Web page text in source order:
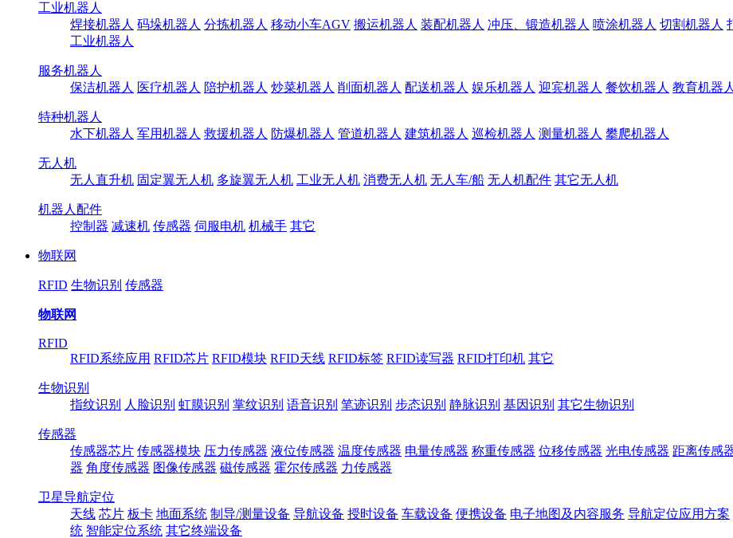
工业机器人
焊接机器人 码垛机器人 分拣机器人 移动小车AGV 搬运机器人 装配机器人 冲压、锻造机器人 喷涂机器人 切割机器人
工业机器人
服务机器人
保洁机器人 医疗机器人 陪护机器人 炒菜机器人 削面机器人 配送机器人 娱乐机器人 迎宾机器人 餐饮机器人 教育机器人
特种机器人
水下机器人 军用机器人 救援机器人 防爆机器人 管道机器人 建筑机器人 巡检机器人 测量机器人 攀爬机器人
无人机
无人直升机 固定翼无人机 多旋翼无人机 工业无人机 消费无人机 无人车/船 无人机配件 其它无人机
机器人配件
控制器 减速机 传感器 伺服电机 机械手 其它
物联网
RFID 生物识别 传感器
物联网
RFID
RFID系统应用 RFID芯片 RFID模块 RFID天线 RFID标签 RFID读写器 RFID打印机 其它
生物识别
指纹识别
人脸识别 虹膜识别 掌纹识别 语音识别 笔迹识别 步态识别 静脉识别 基因识别 其它生物识别
传感器
传感器芯片 传感器模块 压力传感器 液位传感器 温度传感器 电量传感器 称重传感器 位移传感器 光电传感器 距离传感
器 角度传感器 图像传感器 磁传感器 霍尔传感器 力传感器
卫星导航定位
天线 芯片 板卡 地面系统 制导/测量设备 导航设备 授时设备 车载设备 便携设备 电子地图及内容服务 导航定位应用方案
统 智能定位系统 其它终端设备